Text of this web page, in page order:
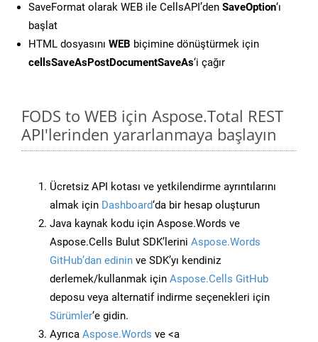
SaveFormat olarak WEB ile CellsAPI’den SaveOption‘ı
başlat
HTML dosyasını WEB biçimine dönüştürmek için
cellsSaveAsPostDocumentSaveAs‘i çağır
FODS to WEB için Aspose.Total REST
API'lerinden yararlanmaya başlayın
Ücretsiz API kotası ve yetkilendirme ayrıntılarını
almak için Dashboard‘da bir hesap oluşturun
Java kaynak kodu için Aspose.Words ve
Aspose.Cells Bulut SDK’lerini Aspose.Words
GitHub’dan edinin ve SDK’yı kendiniz
derlemek/kullanmak için Aspose.Cells GitHub
deposu veya alternatif indirme seçenekleri için
Sürümler‘e gidin.
Ayrıca Aspose.Words ve <a